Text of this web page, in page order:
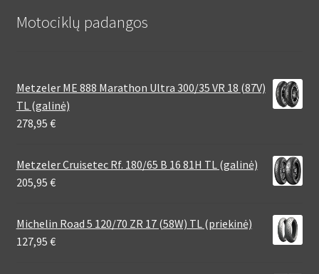
Motociklų padangos
Metzeler ME 888 Marathon Ultra 300/35 VR 18 (87V)
TL (galinė)
278,95 €
Metzeler Cruisetec Rf. 180/65 B 16 81H TL (galinė)
205,95 €
Michelin Road 5 120/70 ZR 17 (58W) TL (priekinė)
127,95 €